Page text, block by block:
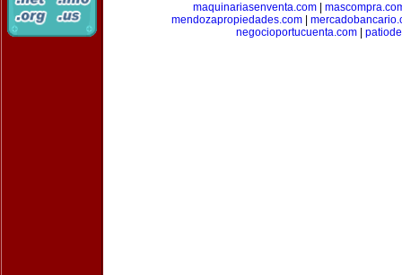
maquinariasenventa.com|
mendozapropiedades.com
negocioportucuenta.com|